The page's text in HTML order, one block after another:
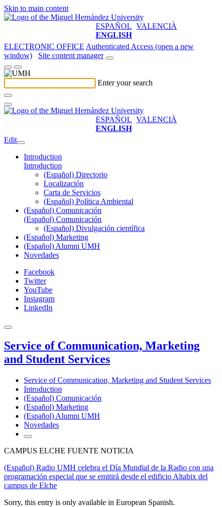
Skip to main content
ESPAÑOL VALENCIÀ
ENGLISH
ELECTRONIC OFFICE Authenticated Access (open a new
window)
Site content manager
Enter your search
ESPAÑOL VALENCIÀ
ENGLISH
Edit
Introduction
Introduction
(Español) Directorio
Localización
Carta de Servicios
(Español) Política Ambiental
(Español) Comunicación
(Español) Comunicación
(Español) Divulgación científica
(Español) Marketing
(Español) Alumni UMH
Novedades
Facebook
Twitter
YouTube
Instagram
LinkedIn
Service of Communication, Marketing
and Student Services
Service of Communication, Marketing and Student Services
Introduction
(Español) Comunicación
(Español) Marketing
(Español) Alumni UMH
Novedades
CAMPUS ELCHE FUENTE NOTICIA
(Español) Radio UMH celebra el Día Mundial de la Radio con una
programación especial que se emitirá desde el edificio Altabix del
campus de Elche
Sorry, this entry is only available in European Spanish.